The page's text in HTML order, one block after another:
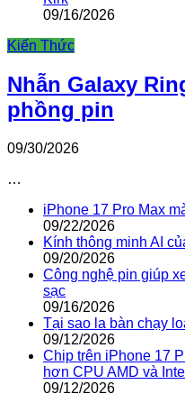
09/16/2026
Kiến Thức
Nhẫn Galaxy
phồng pin
09/30/2026
…
iPhone 17 Pro Max
09/22/2026
Kính thông minh AI
09/20/2026
Công nghệ pin giúp
sạc
09/16/2026
Tại sao la bàn chạy
09/12/2026
Chip trên iPhone 17
hơn CPU AMD và Intel
09/12/2026